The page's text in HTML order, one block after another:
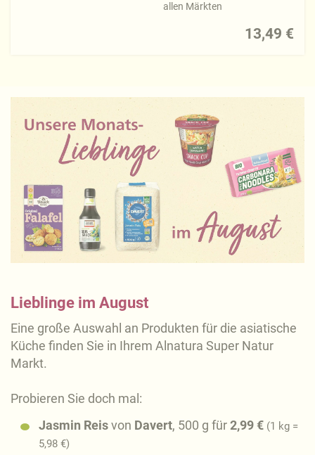
allen Märkten
13,49 €
Lieblinge im August
Eine große Auswahl an Produkten für die asiatische
Küche finden Sie in Ihrem Alnatura Super Natur
Markt.
Probieren Sie doch mal:
Jasmin Reisvon Davert, 500 g für2,99 € (1 kg =
5,98 €)